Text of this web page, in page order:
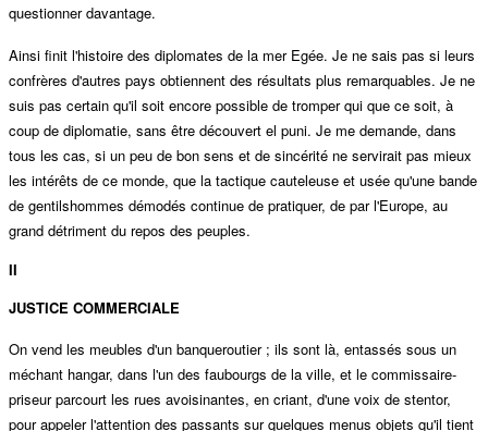
questionner davantage.
Ainsi finit l'histoire des diplomates de la mer Egée. Je ne sais pas si leurs
confrères d'autres pays obtiennent des résultats plus remarquables. Je ne
suis pas certain qu'il soit encore possible de tromper qui que ce soit, à
coup de diplomatie, sans être découvert el puni. Je me demande, dans
tous les cas, si un peu de bon sens et de sincérité ne servirait pas mieux
les intérêts de ce monde, que la tactique cauteleuse et usée qu'une bande
de gentilshommes démodés continue de pratiquer, de par l'Europe, au
grand détriment du repos des peuples.
II
JUSTICE COMMERCIALE
On vend les meubles d'un banqueroutier ; ils sont là, entassés sous un
méchant hangar, dans l'un des faubourgs de la ville, et le commissaire-
priseur parcourt les rues avoisinantes, en criant, d'une voix de stentor,
pour appeler l'attention des passants sur quelques menus objets qu'il tient